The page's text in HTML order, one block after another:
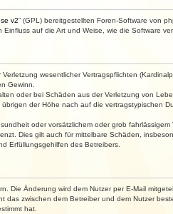
v2“ (GPL) bereitgestellten Foren-Software von
auf die Art und Weise, wie die Software
wesentlicher Vertragspflichten
Gewinn.
oder bei Schäden aus der Verletzung von
der Höhe nach auf die vertragstypischen
oder vorsätzlichem oder grob
Dies gilt auch für mittelbare Schäden,
Erfüllungsgehilfen des Betreibers.
Die Änderung wird dem Nutzer per E-Mail
zwischen dem Betreiber und dem Nutzer
hat.